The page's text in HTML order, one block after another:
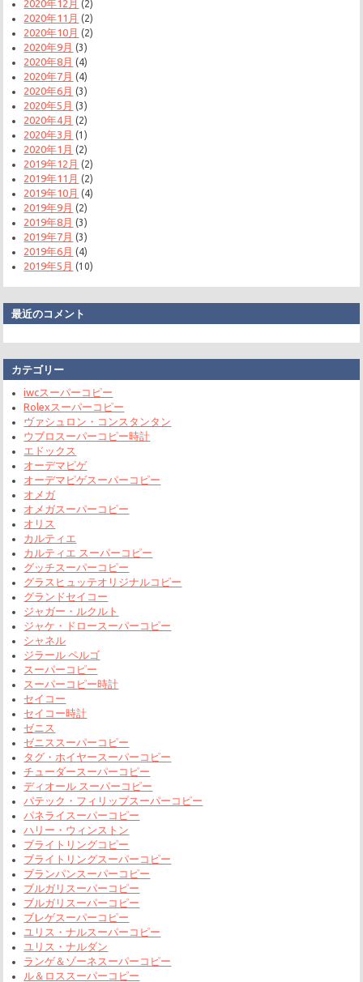
2020年12月 (2)
2020年11月 (2)
2020年10月 (2)
2020年9月 (3)
2020年8月 (4)
2020年7月 (4)
2020年6月 (3)
2020年5月 (3)
2020年4月 (2)
2020年3月 (1)
2020年1月 (2)
2019年12月 (2)
2019年11月 (2)
2019年10月 (4)
2019年9月 (2)
2019年8月 (3)
2019年7月 (3)
2019年6月 (4)
2019年5月 (10)
最近のコメント
カテゴリー
iwcスーパーコピー
Rolexスーパーコピー
ヴァシュロン・コンスタンタン
ウブロスーパーコピー時計
エドックス
オーデマピゲ
オーデマピゲスーパーコピー
オメガ
オメガスーパーコピー
オリス
カルティエ
カルティエ スーパーコピー
グッチスーパーコピー
グラスヒュッテオリジナルコピー
グランドセイコー
ジャガー・ルクルト
ジャケ・ドロースーパーコピー
シャネル
ジラール ペルゴ
スーパーコピー
スーパーコピー時計
セイコー
セイコー時計
ゼニス
ゼニススーパーコピー
タグ・ホイヤースーパーコピー
チューダースーパーコピー
ディオール スーパーコピー
パテック・フィリップスーパーコピー
パネライスーパーコピー
ハリー・ウィンストン
ブライトリングコピー
ブライトリングスーパーコピー
ブランパンスーパーコピー
ブルガリスーパーコピー
ブルガリスーパーコピー
ブレゲスーパーコピー
ユリス・ナルスーパーコピー
ユリス・ナルダン
ランゲ＆ゾーネスーパーコピー
ル＆ロススーパーコピー